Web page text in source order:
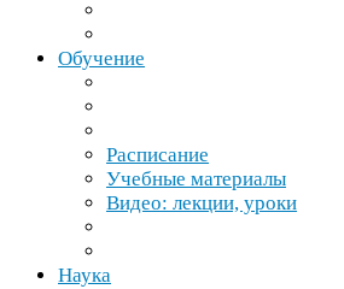
Обучение
Расписание
Учебные материалы
Видео: лекции, уроки
Наука